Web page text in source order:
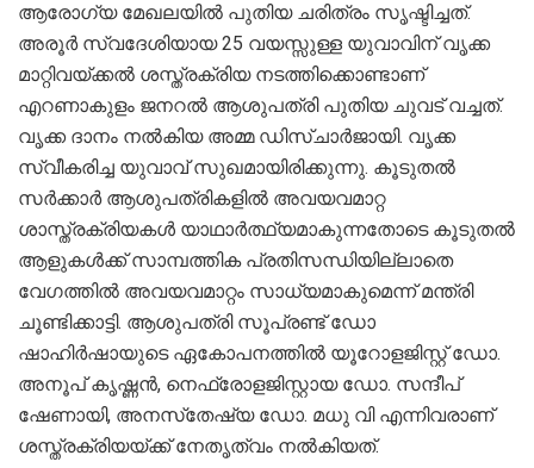
ആരോഗ്യ മേഖലയില്‍ പുതിയ ചരിത്രം സൃഷ്ടിച്ചത്.
അരൂര്‍ സ്വദേശിയായ 25 വയസ്സുള്ള യുവാവിന് വൃക്ക
മാറ്റിവയ്ക്കല്‍ ശസ്ത്രക്രിയ നടത്തിക്കൊണ്ടാണ്
എറണാകുളം ജനറല്‍ ആശുപത്രി പുതിയ ചുവട് വച്ചത്.
വൃക്ക ദാനം നല്‍കിയ അമ്മ ഡിസ്ചാര്‍ജായി. വൃക്ക
സ്വീകരിച്ച യുവാവ് സുഖമായിരിക്കുന്നു. കൂടുതല്‍
സര്‍ക്കാര്‍ ആശുപത്രികളില്‍ അവയവമാറ്റ
ശാസ്ത്രക്രിയകള്‍ യാഥാര്‍ത്ഥ്യമാകുന്നതോടെ കൂടുതല്‍
ആളുകള്‍ക്ക് സാമ്പത്തിക പ്രതിസന്ധിയില്ലാതെ
വേഗത്തില്‍ അവയവമാറ്റം സാധ്യമാകുമെന്ന് മന്ത്രി
ചൂണ്ടിക്കാട്ടി. ആശുപത്രി സൂപ്രണ്ട് ഡോ
ഷാഹിര്‍ഷായുടെ ഏകോപനത്തില്‍ യൂറോളജിസ്റ്റ് ഡോ.
അനൂപ് കൃഷ്ണന്‍, നെഫ്രോളജിസ്റ്റായ ഡോ. സന്ദീപ്
ഷേണായി, അനസ്‌തേഷ്യ ഡോ. മധു വി എന്നിവരാണ്
ശസ്ത്രക്രിയയ്ക്ക് നേതൃത്വം നല്‍കിയത്.